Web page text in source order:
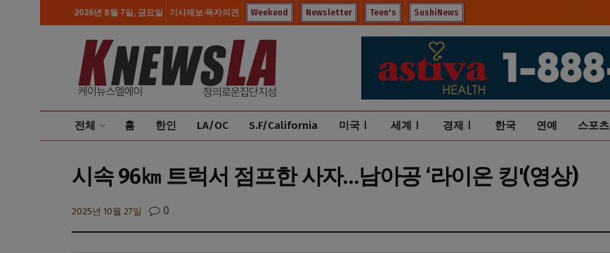
2026년 8월 7일, 금요일 기사제보·독자의견 Weekend Newsletter Teen's SushiNews
전체 홈 한인 LA/OC S.F/California 미국Ⅰ 세계Ⅰ 경제Ⅰ 한국 연예 스포츠
시속 96㎞ 트럭서 점프한 사자…남아공 ‘라이온 킹'(영상)
2025년 10월 27일 0